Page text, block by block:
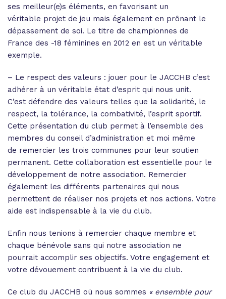
ses meilleur(e)s éléments, en favorisant un
véritable projet de jeu mais également en prônant le
dépassement de soi. Le titre de championnes de
France des -18 féminines en 2012 en est un véritable
exemple.
– Le respect des valeurs : jouer pour le JACCHB c’est
adhérer à un véritable état d’esprit qui nous unit.
C’est défendre des valeurs telles que la solidarité, le
respect, la tolérance, la combativité, l’esprit sportif.
Cette présentation du club permet à l’ensemble des
membres du conseil d’administration et moi même
de remercier les trois communes pour leur soutien
permanent. Cette collaboration est essentielle pour le
développement de notre association. Remercier
également les différents partenaires qui nous
permettent de réaliser nos projets et nos actions. Votre
aide est indispensable à la vie du club.
Enfin nous tenions à remercier chaque membre et
chaque bénévole sans qui notre association ne
pourrait accomplir ses objectifs. Votre engagement et
votre dévouement contribuent à la vie du club.
Ce club du JACCHB où nous sommes « ensemble pour